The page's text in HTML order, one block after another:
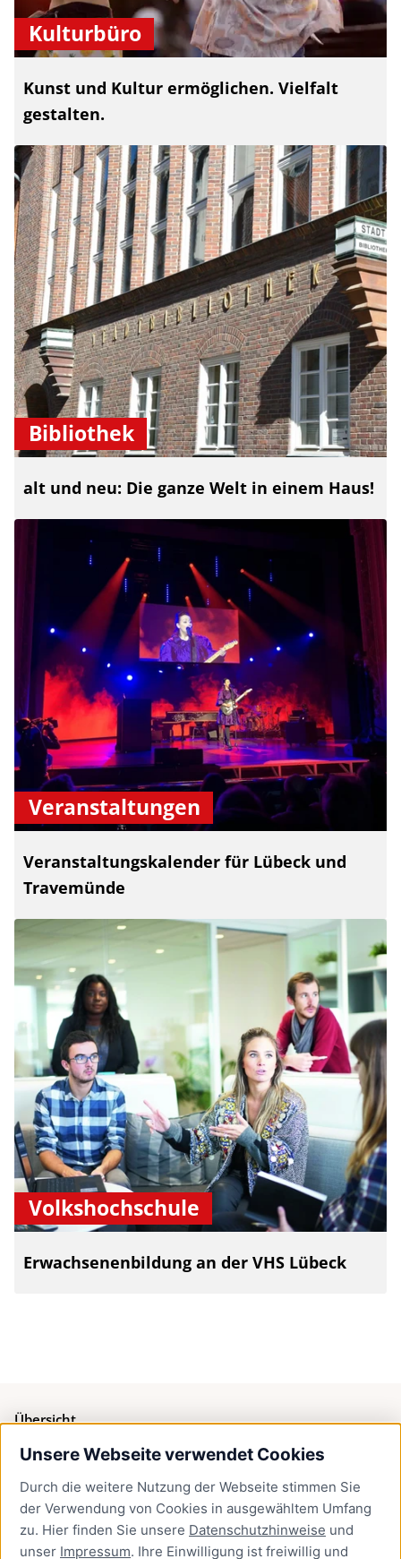
Unsere Webseite verwendet Cookies
Durch die weitere Nutzung der Webseite stimmen Sie
der Verwendung von Cookies in ausgewähltem Umfang
zu. Hier finden Sie unsere Datenschutzhinweise und
unser Impressum. Ihre Einwilligung ist freiwillig und
Kulturbüro
Kunst und Kultur ermöglichen. Vielfalt
gestalten.
Bibliothek
alt und neu: Die ganze Welt in einem Haus!
Veranstaltungen
Veranstaltungskalender für Lübeck und
Travemünde
Volkshochschule
Erwachsenenbildung an der VHS Lübeck
Übersicht
Bürgerservice
Presse
Newsletter Lübeck:kompakt